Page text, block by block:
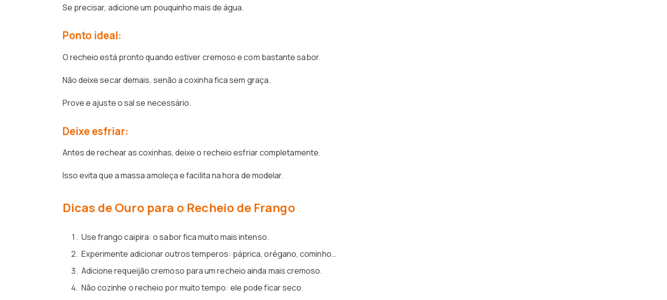
Se precisar, adicione um pouquinho mais de água.
Ponto ideal:
O recheio está pronto quando estiver cremoso e com bastante sabor.
Não deixe secar demais, senão a coxinha fica sem graça.
Prove e ajuste o sal se necessário.
Deixe esfriar:
Antes de rechear as coxinhas, deixe o recheio esfriar completamente.
Isso evita que a massa amoleça e facilita na hora de modelar.
Dicas de Ouro para o Recheio de Frango
Use frango caipira: o sabor fica muito mais intenso.
Experimente adicionar outros temperos: páprica, orégano, cominho…
Adicione requeijão cremoso para um recheio ainda mais cremoso.
Não cozinhe o recheio por muito tempo: ele pode ficar seco.